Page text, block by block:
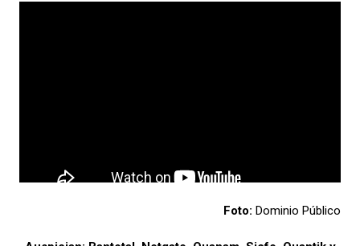
Foto: Dominio Público